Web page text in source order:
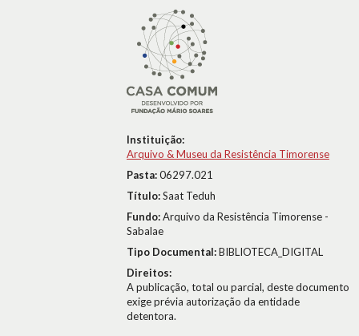
Instituição:
Arquivo & Museu da Resistência Timorense
Pasta:06297.021
Título:Saat Teduh
Fundo:Arquivo da Resistência Timorense -
Sabalae
Tipo Documental:BIBLIOTECA_DIGITAL
Direitos:
A publicação, total ou parcial, deste documento
exige prévia autorização da entidade
detentora.